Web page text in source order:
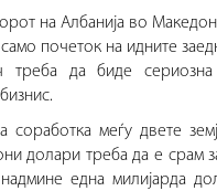
на Албанија во
почеток на идните
да биде сериозна
соработка меѓу двете
долари треба да е срам
една милијарда